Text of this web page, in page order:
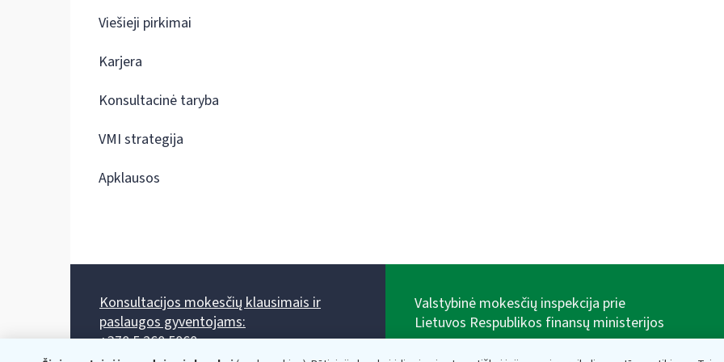
Viešieji pirkimai
Karjera
Konsultacinė taryba
VMI strategija
Apklausos
Konsultacijos mokesčių klausimais ir
paslaugos gyventojams:
+370 5 260 5060
Valstybinė mokesčių inspekcija prie
Lietuvos Respublikos finansų ministerijos